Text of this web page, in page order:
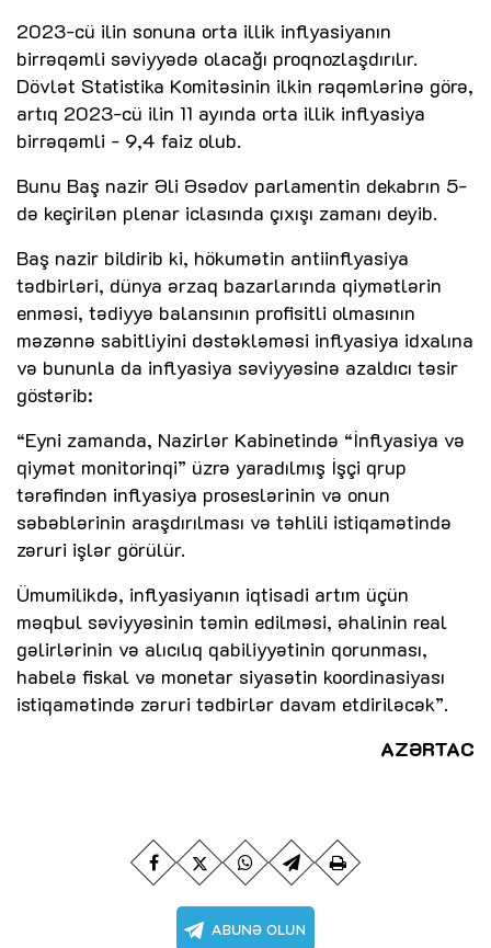
2023-cü ilin sonuna orta illik inflyasiyanın
birrəqəmli səviyyədə olacağı proqnozlaşdırılır.
Dövlət Statistika Komitəsinin ilkin rəqəmlərinə görə,
artıq 2023-cü ilin 11 ayında orta illik inflyasiya
birrəqəmli - 9,4 faiz olub.
Bunu Baş nazir Əli Əsədov parlamentin dekabrın 5-
də keçirilən plenar iclasında çıxışı zamanı deyib.
Baş nazir bildirib ki, hökumətin antiinflyasiya
tədbirləri, dünya ərzaq bazarlarında qiymətlərin
enməsi, tədiyyə balansının profisitli olmasının
məzənnə sabitliyini dəstəkləməsi inflyasiya idxalına
və bununla da inflyasiya səviyyəsinə azaldıcı təsir
göstərib:
“Eyni zamanda, Nazirlər Kabinetində “İnflyasiya və
qiymət monitorinqi” üzrə yaradılmış İşçi qrup
tərəfindən inflyasiya proseslərinin və onun
səbəblərinin araşdırılması və təhlili istiqamətində
zəruri işlər görülür.
Ümumilikdə, inflyasiyanın iqtisadi artım üçün
məqbul səviyyəsinin təmin edilməsi, əhalinin real
gəlirlərinin və alıcılıq qabiliyyətinin qorunması,
habelə fiskal və monetar siyasətin koordinasiyası
istiqamətində zəruri tədbirlər davam etdiriləcək”.
AZƏRTAC